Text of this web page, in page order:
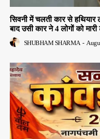
सिवनी में चलती कार से हथियार
बाद उसी कार ने 4 लोगों को
SHUBHAM SHARMA -